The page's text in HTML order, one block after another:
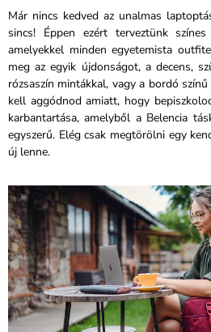
Már nincs kedved az unalmas
sincs! Éppen ezért terveztünk
amelyekkel minden egyetemista
meg az egyik újdonságot, a decens,
rózsaszín mintákkal, vagy a bordó színű
kell aggódnod amiatt, hogy
karbantartása, amelyből a Belencia
egyszerű. Elég csak megtörölni egy
új lenne.